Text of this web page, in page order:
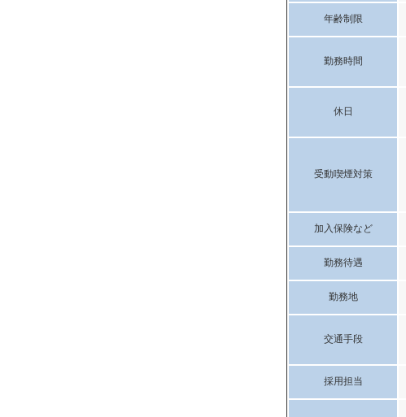
年齢制限
勤務時間
休日
受動喫煙対策
加入保険など
勤務待遇
勤務地
交通手段
採用担当